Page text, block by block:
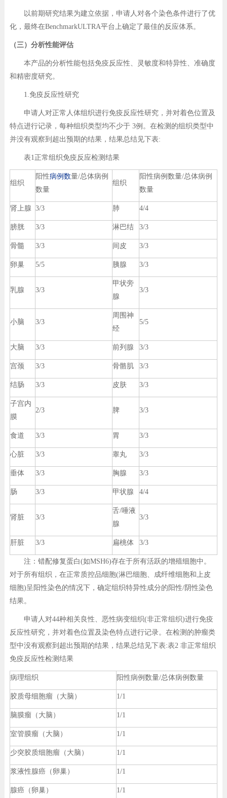
以前期研究结果为建立依据，申请人对各个染色条件进行了优
化，最终在BenchmarkULTRA平台上确定了最佳的反应体系。
（三）分析性能评估
本产品的分析性能包括免疫反应性、灵敏度和特异性、准确度
和精密度研究。
1.免疫反应性研究
申请人对正常人体组织进行免疫反应性研究，并对着色位置及
特点进行记录，每种组织类型均不少于 3例。在检测的组织类型中
并没有观察到超出预期的结果，结果总结见下表:
表1正常组织免疫反应检测结果
组织
阳性病例数量/总体病例
数量
组织
阳性病例数量/总体病例
数量
肾上腺 3/3 肺 4/4
膀胱 3/3 淋巴结 3/3
骨髓 3/3 间皮 3/3
卵巢 5/5 胰腺 3/3
乳腺 3/3
甲状旁
腺
3/3
小脑 3/3
周围神
经
5/5
大脑 3/3 前列腺 3/3
宫颈 3/3 骨骼肌 3/3
结肠 3/3 皮肤 3/3
子宫内
膜
2/3 脾 3/3
食道 3/3 胃 3/3
心脏 3/3 睾丸 3/3
垂体 3/3 胸腺 3/3
肠 3/3 甲状腺 4/4
肾脏 3/3
舌/唾液
腺
3/3
肝脏 3/3 扁桃体 3/3
注：错配修复蛋白(如MSH6)存在于所有活跃的增殖细胞中。
对于所有组织，在正常质控品细胞(淋巴细胞、成纤维细胞和上皮
细胞)呈阳性染色的情况下，确定组织特异性成分的阳性/阴性染色
结果。
申请人对44种相关良性、恶性病变组织(非正常组织)进行免疫
反应性研究，并对着色位置及染色特点进行记录。在检测的肿瘤类
型中没有观察到超出预期的结果，结果总结见下表:表2 非正常组织
免疫反应性检测结果
病理组织 阳性病例数量/总体病例数量
胶质母细胞瘤（大脑） 1/1
脑膜瘤（大脑） 1/1
室管膜瘤（大脑） 1/1
少突胶质细胞瘤（大脑） 1/1
浆液性腺癌（卵巢） 1/1
腺癌（卵巢） 1/1